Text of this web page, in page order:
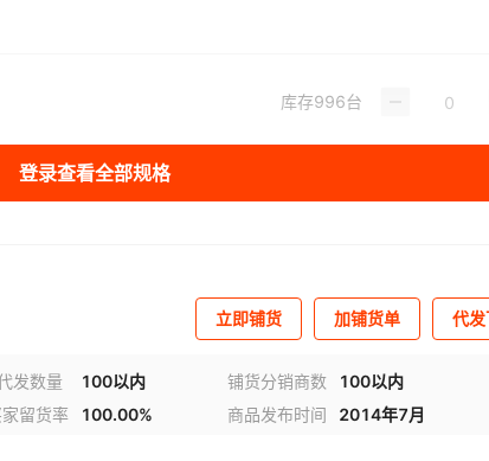
库存996台
登录查看全部规格
立即铺货 加铺货单 代
发数量 100以内 铺货分销商数
100以内
留货率 100.00% 商品发布时间 2014年7月